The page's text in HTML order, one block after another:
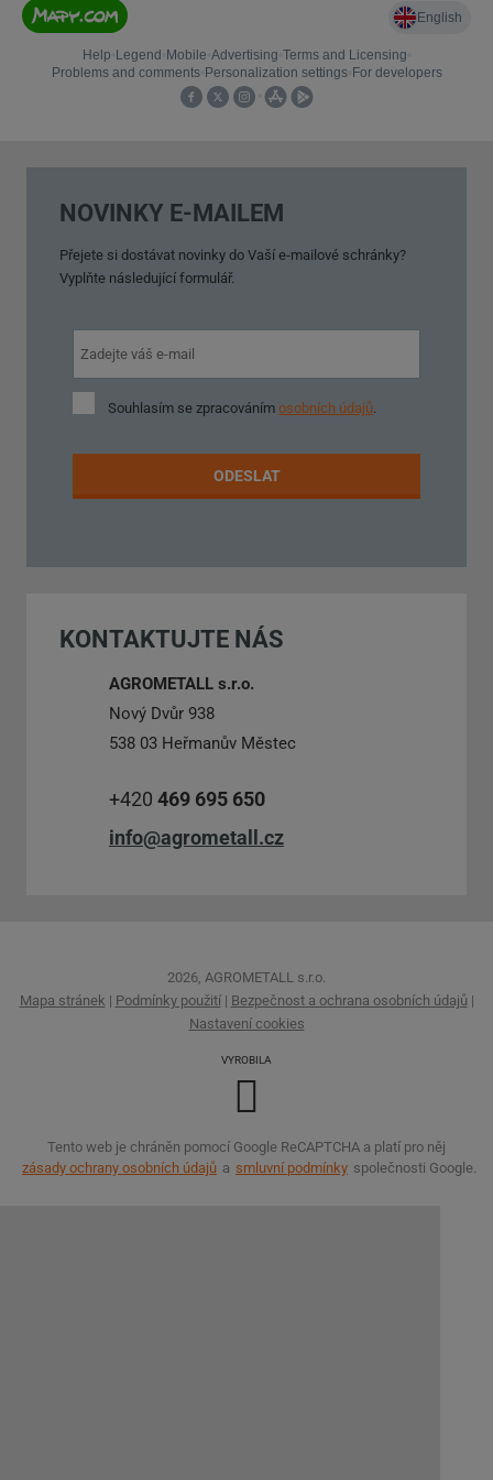
NOVINKY E-MAILEM
Přejete si dostávat novinky do Vaší e-mailové schránky?
Vyplňte následující formulář.
SouhlasímSouhlasím se zpracováním osobních údajů
ODESLAT
se
odeslat.
KONTAKTUJTE NÁS
AGROMETALL s.r.o.
Nový Dvůr 938
538 03 Heřmanův Městec
+420 469 695 650
info@agrometall.cz
2026, AGROMETALL s.r.o.
Mapa stránek | Podmínky použití | Bezpečnost a ochrana osobních údajů |
Nastavení cookies
VYROBILA
Tento web je chráněn pomocí Google ReCAPTCHA a platí pro něj
zásady ochrany osobních údajů a smluvní podmínky společnosti Google.